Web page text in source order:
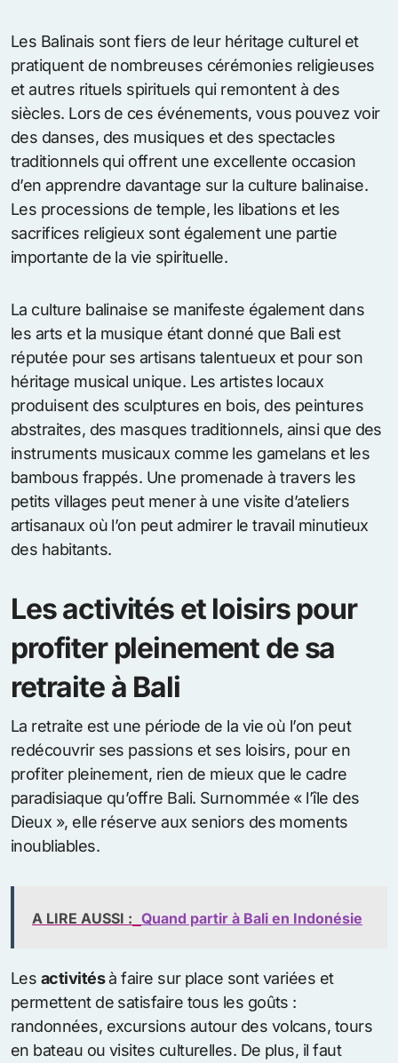
Les Balinais sont fiers de leur héritage culturel et
pratiquent de nombreuses cérémonies religieuses
et autres rituels spirituels qui remontent à des
siècles. Lors de ces événements, vous pouvez voir
des danses, des musiques et des spectacles
traditionnels qui offrent une excellente occasion
d’en apprendre davantage sur la culture balinaise.
Les processions de temple, les libations et les
sacrifices religieux sont également une partie
importante de la vie spirituelle.
La culture balinaise se manifeste également dans
les arts et la musique étant donné que Bali est
réputée pour ses artisans talentueux et pour son
héritage musical unique. Les artistes locaux
produisent des sculptures en bois, des peintures
abstraites, des masques traditionnels, ainsi que des
instruments musicaux comme les gamelans et les
bambous frappés. Une promenade à travers les
petits villages peut mener à une visite d’ateliers
artisanaux où l’on peut admirer le travail minutieux
des habitants.
Les activités et loisirs pour
profiter pleinement de sa
retraite à Bali
La retraite est une période de la vie où l’on peut
redécouvrir ses passions et ses loisirs, pour en
profiter pleinement, rien de mieux que le cadre
paradisiaque qu’offre Bali. Surnommée « l’île des
Dieux », elle réserve aux seniors des moments
inoubliables.
A LIRE AUSSI : Quand partir à Bali en Indonésie
Les activitésà faire sur place sont variées et
permettent de satisfaire tous les goûts :
randonnées, excursions autour des volcans, tours
en bateau ou visites culturelles. De plus, il faut